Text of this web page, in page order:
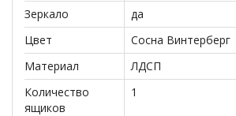
Полка для обуви
Регулируемые опоры
*Дополнительную информацию о том,
Прихожая с зеркалом Ольга Милк 4
Зеркало
да
Цвет
Сосна Винтерберг
Материал
ЛДСП
Количество
ящиков
1